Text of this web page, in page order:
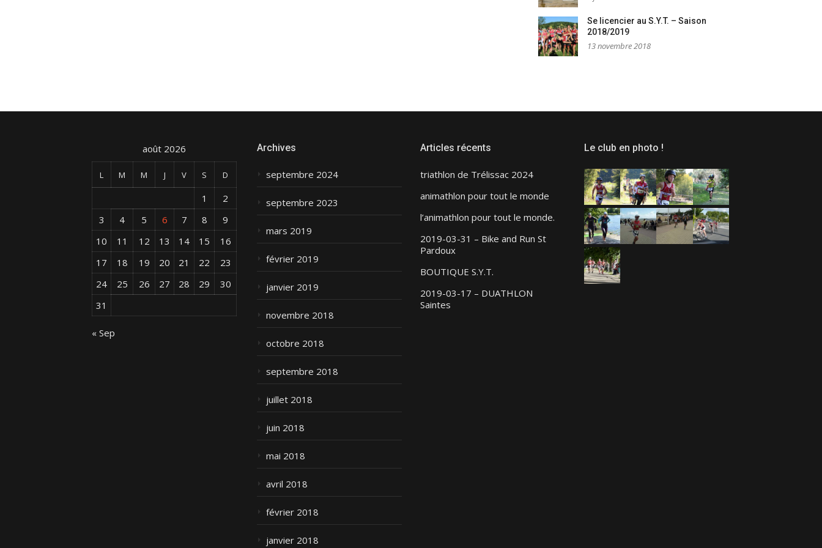
Se licencier au S.Y.T. – Saison
2018/2019
13 novembre 2018
août 2026
L M M J V S D
1
2
3
4 5 6 7 8
9
10
11 12 13 14 15
16
17
18 19 20 21 22
23
24
25 26 27 28 29
30
31
« Sep
Archives
septembre 2024
septembre 2023
mars 2019
février 2019
janvier 2019
novembre 2018
octobre 2018
septembre 2018
juillet 2018
juin 2018
mai 2018
avril 2018
février 2018
janvier 2018
Articles récents
triathlon de Trélissac 2024
animathlon pour tout le monde
l’animathlon pour tout le monde.
2019-03-31 – Bike and Run St
Pardoux
BOUTIQUE S.Y.T.
2019-03-17 – DUATHLON
Saintes
Le club en photo !